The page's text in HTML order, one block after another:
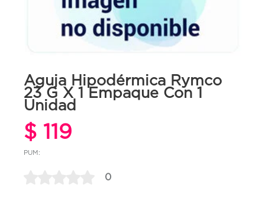
Aguja Hipodérmica Rymco
23 G X 1 Empaque Con 1
Unidad
$ 119
PUM:
0